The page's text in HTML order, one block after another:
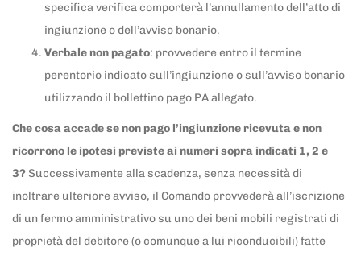
specifica verifica comporterà l’annullamento dell’atto di
ingiunzione o dell’avviso bonario.
Verbale non pagato: provvedere entro il termine
perentorio indicato sull’ingiunzione o sull’avviso bonario
utilizzando il bollettino pago PA allegato.
Che cosa accade se non pago l’ingiunzione ricevuta e non
ricorrono le ipotesi previste ai numeri sopra indicati 1, 2 e
3?Successivamente alla scadenza, senza necessità di
inoltrare ulteriore avviso, il Comando provvederà all’iscrizione
di un fermo amministrativo su uno dei beni mobili registrati di
proprietà del debitore (o comunque a lui riconducibili) fatte